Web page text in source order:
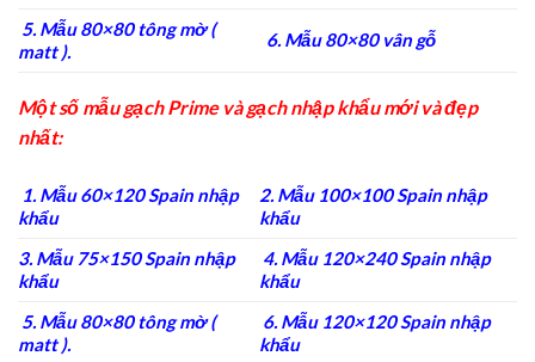
5. Mẫu 80×80 tông mờ (
matt ).
6. Mẫu 80×80 vân gỗ
Một số mẫu gạch Prime và gạch nhập khẩu mới và đẹp
nhất:
1. Mẫu 60×120 Spain nhập
khẩu
2. Mẫu 100×100 Spain nhập
khẩu
3. Mẫu 75×150 Spain nhập
khẩu
4. Mẫu 120×240 Spain nhập
khẩu
5. Mẫu 80×80 tông mờ (
matt ).
6. Mẫu 120×120 Spain nhập
khẩu